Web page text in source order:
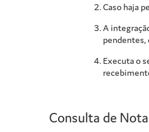
Caso haja
A
pendentes,
Executa o
Consulta de